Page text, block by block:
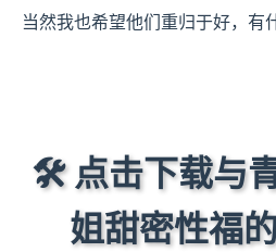
当然我也希望他们重归于好，有
🛠️ 点击下载与
姐甜密性福